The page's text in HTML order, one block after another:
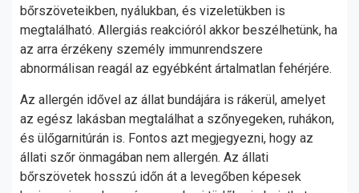
bőrszöveteikben, nyálukban, és vizeletükben is
megtalálható. Allergiás reakcióról akkor beszélhetünk, ha
az arra érzékeny személy immunrendszere
abnormálisan reagál az egyébként ártalmatlan fehérjére.
Az allergén idővel az állat bundájára is rákerül, amelyet
az egész lakásban megtalálhat a szőnyegeken, ruhákon,
és ülőgarnitúrán is. Fontos azt megjegyezni, hogy az
állati szőr önmagában nem allergén. Az állati
bőrszövetek hosszú időn át a levegőben képesek